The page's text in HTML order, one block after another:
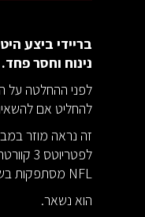
בריידי ביצע
נינוח וחסר פחד.
לפני ההחלטה על
להחליט אם
זה נראה מוזר
NFL מסתפקות בשניים. בריידי היה הרביעי.
הוא נשאר.